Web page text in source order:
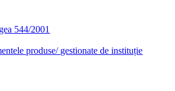
544/2001
produse/ gestionate de instituție